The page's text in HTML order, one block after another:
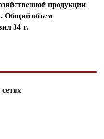
продукции
Общий объем
34 т.